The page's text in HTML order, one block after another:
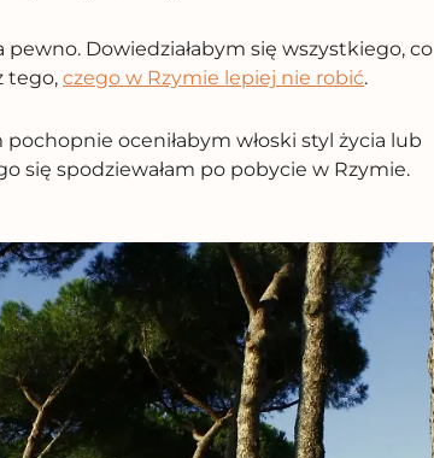
pewno. Dowiedziałabym się wszystkiego, co
tego, czego w Rzymie lepiej nie robić.
pochopnie oceniłabym włoski styl życia lub
się spodziewałam po pobycie w Rzymie.